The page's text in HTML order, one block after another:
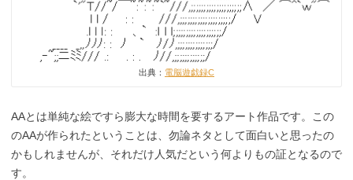
出典： 電脳遊戯録C
AAとは単純な絵ですら膨大な時間を要するアート作品です。この
のAAが作られたということは、勿論ネタとして面白いと思ったの
かもしれませんが、それだけ人気だという何よりもの証となるので
す。